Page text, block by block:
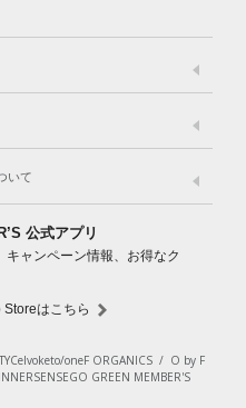
Facebook
いて
プライバシーポリシー
表示
免責事項
Site
公式アプリ
キャンペーン情報、お得なク
Storeはこちら
Celvoketo/oneF ORGANICS/ O by F
GO GREEN MEMBER'S